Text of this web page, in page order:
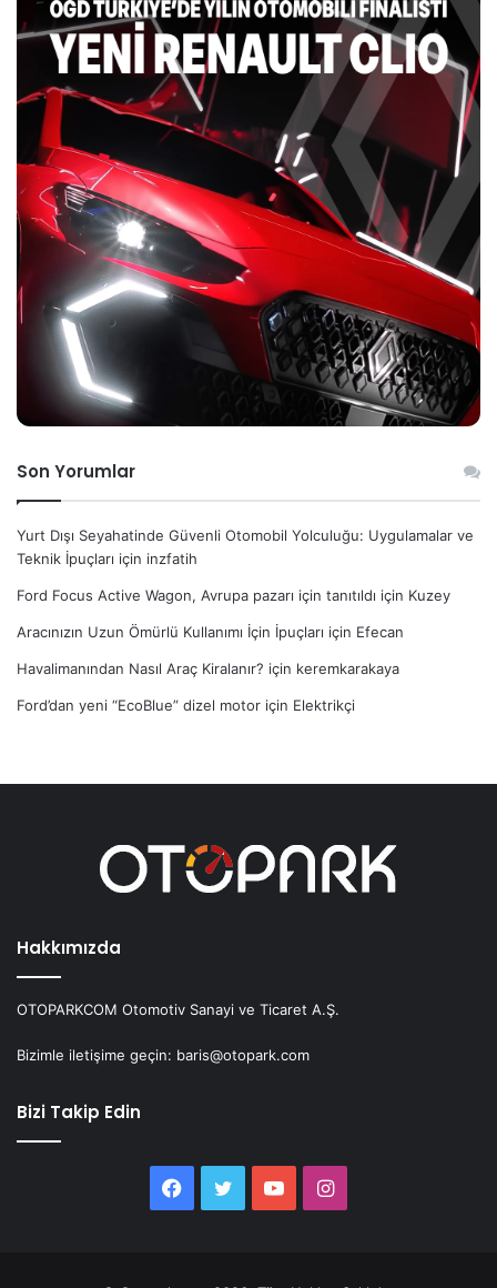
Son Yorumlar
Yurt Dışı Seyahatinde Güvenli Otomobil Yolculuğu: Uygulamalar ve
Teknik İpuçları için inzfatih
Ford Focus Active Wagon, Avrupa pazarı için tanıtıldı için Kuzey
Aracınızın Uzun Ömürlü Kullanımı İçin İpuçları için Efecan
Havalimanından Nasıl Araç Kiralanır? için keremkarakaya
Ford’dan yeni “EcoBlue” dizel motor için Elektrikçi
Hakkımızda
OTOPARKCOM Otomotiv Sanayi ve Ticaret A.Ş.
Bizimle iletişime geçin: baris@otopark.com
Bizi Takip Edin
Facebook
Twitter YouTubeInstagram